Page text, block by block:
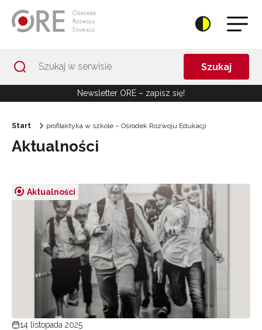
Szukaj
Newsletter ORE – zapisz się!
Start profilaktyka w szkole – Ośrodek Rozwoju Edukacji
Aktualności
Aktualności
14 listopada 2025